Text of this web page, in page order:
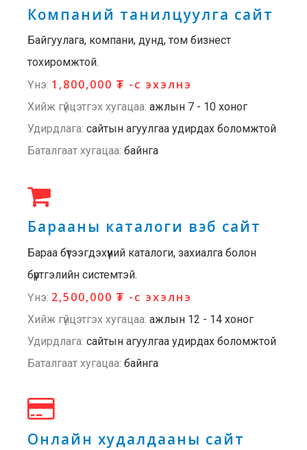
Компаний танилцуулга сайт
Байгуулага, компани, дунд, том бизнест
тохиромжтой.
Үнэ: 1,800,000 ₮ -с эхэлнэ
Хийж гүйцэтгэх хугацаа: ажлын 7 - 10 хоног
Удирдлага: сайтын агуулгаа удирдах боломжтой
Баталгаат хугацаа: байнга
Барааны каталоги вэб сайт
Бараа бүтээгдэхүүний каталоги, захиалга болон
бүртгэлийн системтэй.
Үнэ: 2,500,000 ₮ -с эхэлнэ
Хийж гүйцэтгэх хугацаа: ажлын 12 - 14 хоног
Удирдлага: сайтын агуулгаа удирдах боломжтой
Баталгаат хугацаа: байнга
Онлайн худалдааны сайт